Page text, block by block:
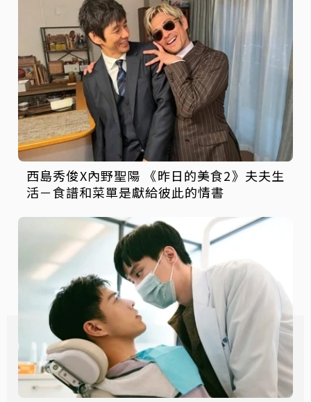
西島秀俊X內野聖陽 《昨日的美食2》夫夫生
活－食譜和菜單是獻給彼此的情書